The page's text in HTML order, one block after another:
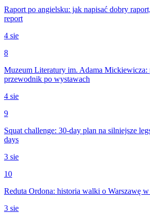
Raport po angielsku: jak napisać dobry
report
4 sie
8
Muzeum Literatury im. Adama Mickiewicza:
przewodnik po wystawach
4 sie
9
Squat challenge: 30-day plan na silniejsze
days
3 sie
10
Reduta Ordona: historia walki o Warszawę
3 sie